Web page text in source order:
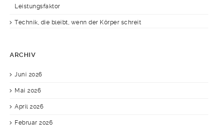
Leistungsfaktor
Technik, die bleibt, wenn der Körper schreit
ARCHIV
Juni 2026
Mai 2026
April 2026
Februar 2026